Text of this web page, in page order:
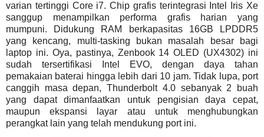
varian tertinggi Core i7. Chip grafis terintegrasi Intel Iris Xe
sanggup menampilkan performa grafis harian yang
mumpuni. Didukung RAM berkapasitas 16GB LPDDR5
yang kencang, multi-tasking bukan masalah besar bagi
laptop ini. Oya, pastinya, Zenbook 14 OLED (UX4302) ini
sudah tersertifikasi Intel EVO, dengan daya tahan
pemakaian baterai hingga lebih dari 10 jam. Tidak lupa, port
canggih masa depan, Thunderbolt 4.0 sebanyak 2 buah
yang dapat dimanfaatkan untuk pengisian daya cepat,
maupun ekspansi layar atau untuk menghubungkan
perangkat lain yang telah mendukung port ini.